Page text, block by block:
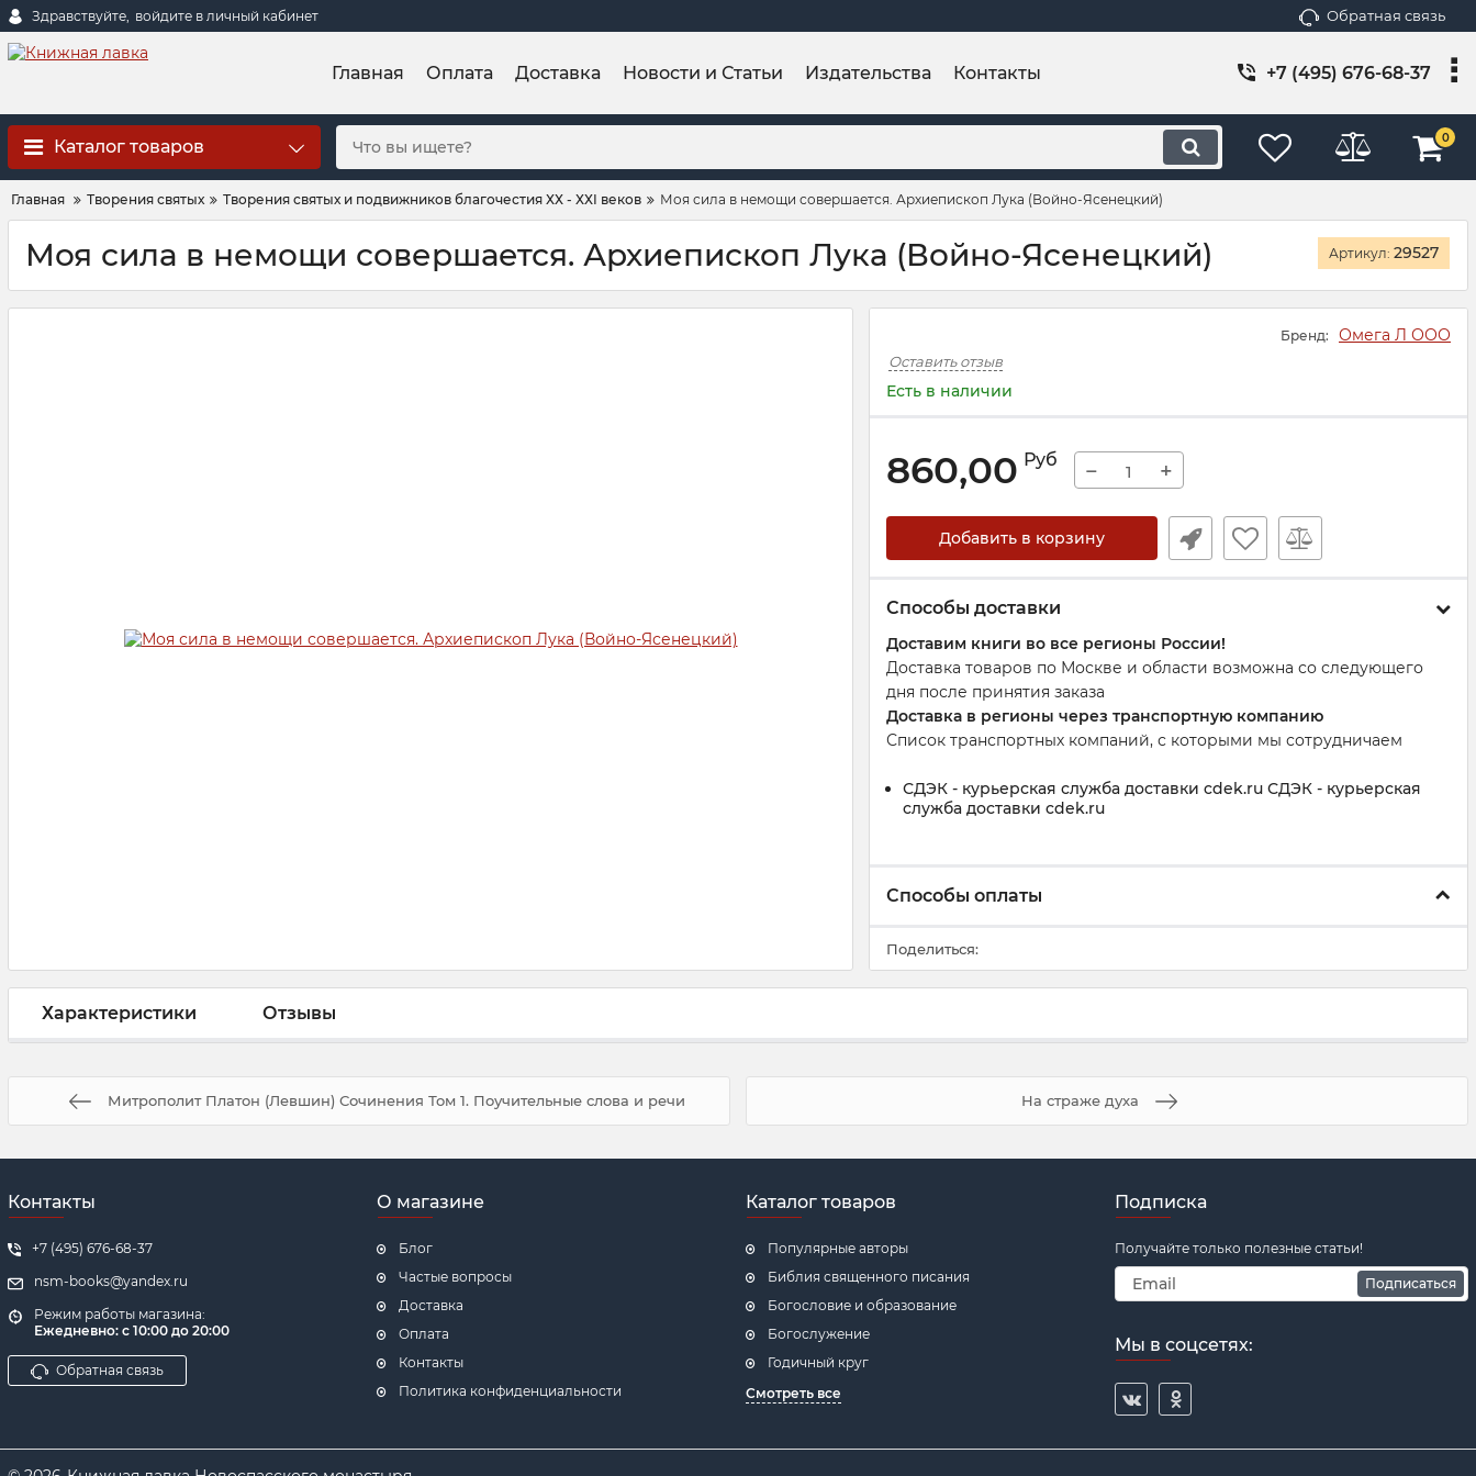
Здравствуйте, войдите в личный кабинет Обратная связь
Главная Оплата Доставка Новости и Статьи Издательства Контакты +7 (495) 676-68-37
Каталог товаров 0
Главная Творения святых Творения святых и подвижников благочестия ХХ - ХХI веков Моя сила в немощи совершается. Архиепископ Лука (Войно-Ясенецкий)
Моя сила в немощи совершается. Архиепископ Лука (Войно-Ясенецкий) Артикул: 29527
Бренд: Омега Л ООО
Оставить отзыв
Есть в наличии
860,00 Руб − +
Добавить в корзину
Способы доставки
Доставим книги во все регионы России!
Доставка товаров по Москве и области возможна со следующего
дня после принятия заказа
Доставка в регионы через транспортную компанию
Список транспортных компаний, с которыми мы сотрудничаем
СДЭК - курьерская служба доставки cdek.ru СДЭК - курьерская
служба доставки cdek.ru
Способы оплаты
Поделиться:
Характеристики Отзывы
Митрополит Платон (Левшин) Сочинения Том 1. Поучительные слова и речи На страже духа
Контакты
+7 (495) 676-68-37
nsm-books@yandex.ru
Режим работы магазина:
Ежедневно: с 10:00 до 20:00
Обратная связь
О магазине
Блог
Частые вопросы
Доставка
Оплата
Контакты
Политика конфиденциальности
Каталог товаров
Популярные авторы
Библия священного писания
Богословие и образование
Богослужение
Годичный круг
Смотреть все
Подписка
Получайте только полезные статьи!
Подписаться
Мы в соцсетях: